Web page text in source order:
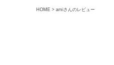
HOME amiさんのレビュー